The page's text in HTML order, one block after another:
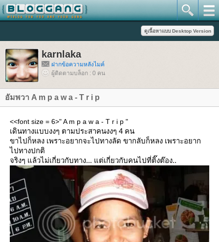
karnlaka
ฝากข้อความหลังไมค์
ผู้ติดตามบล็อก : 0 คน
อัมพวา A m p a w a - T r i p
<<font size = 6>" A m p a w a - T r i p "
เดินทางแบบงงๆ ตามประสาคนงงๆ 4 คน
ขาไปก็หลง เพราะอยากจะไปทางลัด ขากลับก็หลง เพราะอยาก
ไปทางปกติ
จริงๆ แล้วไม่เกี่ยวกับทาง... แต่เกี่ยวกับคนไปที่ติ๊งต๊อง..